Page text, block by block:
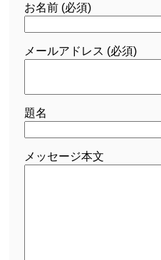
お名前 (必須)
メールアドレス (必須)
題名
メッセージ本文